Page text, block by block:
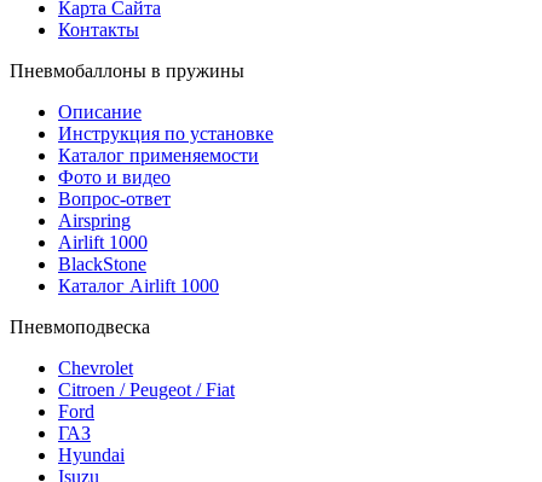
Карта Сайта
Контакты
Пневмобаллоны в пружины
Описание
Инструкция по установке
Каталог применяемости
Фото и видео
Вопрос-ответ
Airspring
Airlift 1000
BlackStone
Каталог Airlift 1000
Пневмоподвеска
Chevrolet
Citroen / Peugeot / Fiat
Ford
ГАЗ
Hyundai
Isuzu